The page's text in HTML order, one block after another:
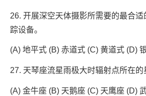
26. 开展深空天体摄影所需要的最合
踪设备。
(A) 地平式 (B) 赤道式 (C) 黄道式 (D)
27. 天琴座流星雨极大时辐射点所在的
(A) 金牛座 (B) 天鹅座 (C) 天鹰座 (D)